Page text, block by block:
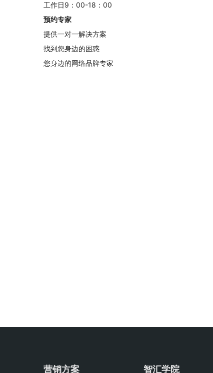
工作日9：00-18：00
预约专家
提供一对一解决方案
找到您身边的困惑
您身边的网络品牌专家
营销方案 智汇学院